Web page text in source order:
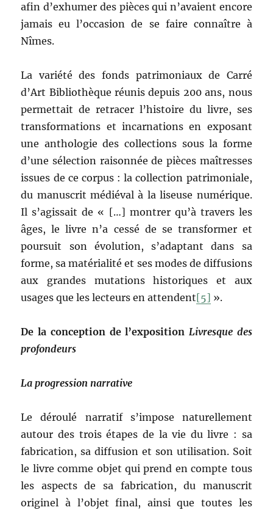
afin d’exhumer des pièces qui n’avaient encore
jamais eu l’occasion de se faire connaître à
Nîmes.
La variété des fonds patrimoniaux de Carré
d’Art Bibliothèque réunis depuis 200 ans, nous
permettait de retracer l’histoire du livre, ses
transformations et incarnations en exposant
une anthologie des collections sous la forme
d’une sélection raisonnée de pièces maîtresses
issues de ce corpus : la collection patrimoniale,
du manuscrit médiéval à la liseuse numérique.
Il s’agissait de « […] montrer qu’à travers les
âges, le livre n’a cessé de se transformer et
poursuit son évolution, s’adaptant dans sa
forme, sa matérialité et ses modes de diffusions
aux grandes mutations historiques et aux
usages que les lecteurs en attendent[5] ».
De la conception de l’exposition Livresque des
profondeurs
La progression narrative
Le déroulé narratif s’impose naturellement
autour des trois étapes de la vie du livre : sa
fabrication, sa diffusion et son utilisation. Soit
le livre comme objet qui prend en compte tous
les aspects de sa fabrication, du manuscrit
originel à l’objet final, ainsi que toutes les